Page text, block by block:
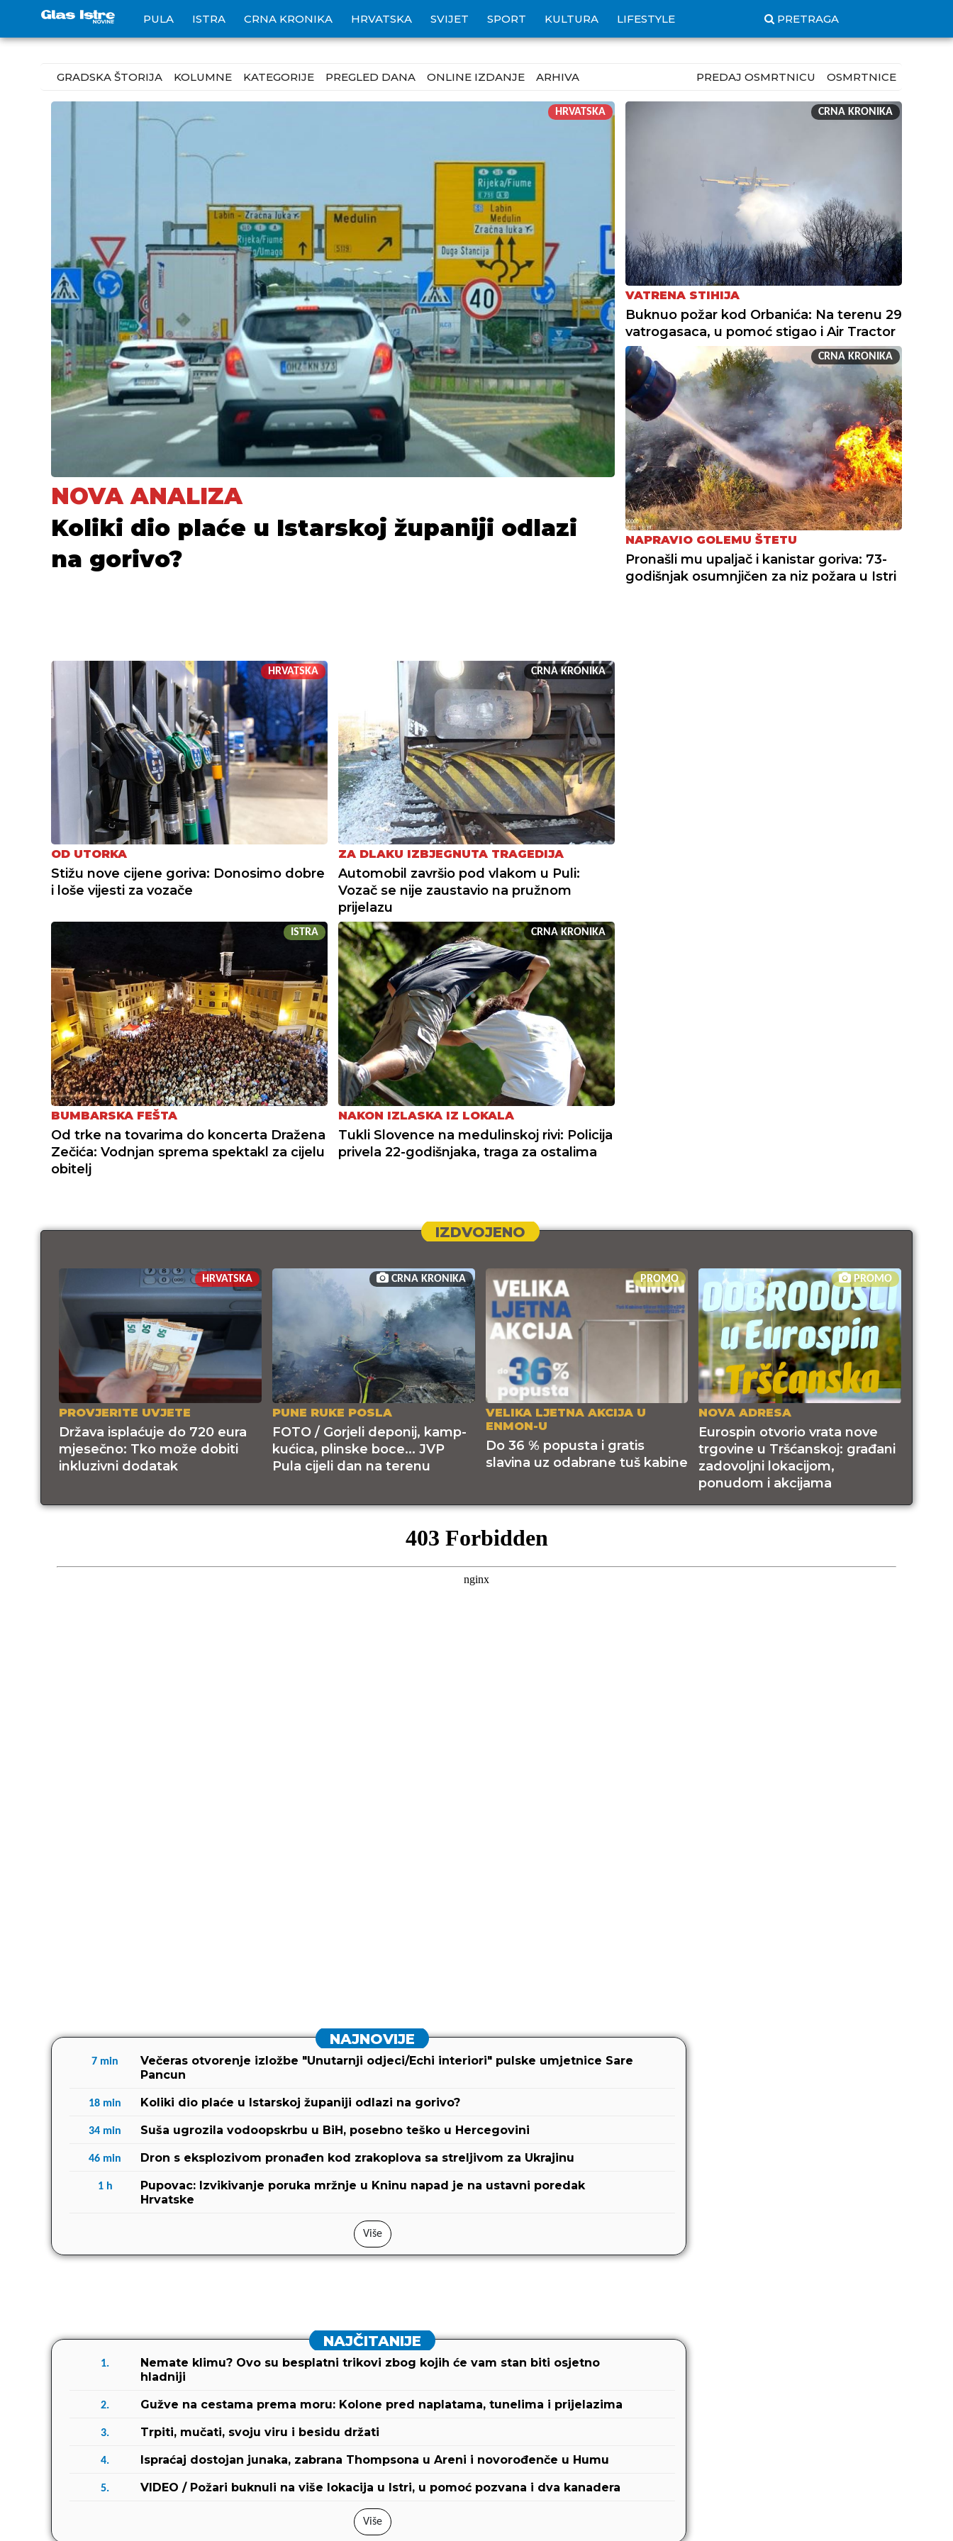
PULA ISTRA CRNA KRONIKA HRVATSKA SVIJET SPORT KULTURA LIFESTYLE PRETRAGA
GRADSKA ŠTORIJA KOLUMNE KATEGORIJE PREGLED DANA ONLINE IZDANJE ARHIVA PREDAJ OSMRTNICU OSMRTNICE
HRVATSKA
NOVA ANALIZA
Koliki dio plaće u Istarskoj županiji odlazi
na gorivo?
CRNA KRONIKA
VATRENA STIHIJA
Buknuo požar kod Orbanića: Na terenu 29
vatrogasaca, u pomoć stigao i Air Tractor
CRNA KRONIKA
NAPRAVIO GOLEMU ŠTETU
Pronašli mu upaljač i kanistar goriva: 73-
godišnjak osumnjičen za niz požara u Istri
HRVATSKA
OD UTORKA
Stižu nove cijene goriva: Donosimo dobre
i loše vijesti za vozače
CRNA KRONIKA
ZA DLAKU IZBJEGNUTA TRAGEDIJA
Automobil završio pod vlakom u Puli:
Vozač se nije zaustavio na pružnom
prijelazu
ISTRA
BUMBARSKA FEŠTA
Od trke na tovarima do koncerta Dražena
Zečića: Vodnjan sprema spektakl za cijelu
obitelj
CRNA KRONIKA
NAKON IZLASKA IZ LOKALA
Tukli Slovence na medulinskoj rivi: Policija
privela 22-godišnjaka, traga za ostalima
IZDVOJENO
HRVATSKA
PROVJERITE UVJETE
Država isplaćuje do 720 eura
mjesečno: Tko može dobiti
inkluzivni dodatak
CRNA KRONIKA
PUNE RUKE POSLA
FOTO / Gorjeli deponij, kamp-
kućica, plinske boce... JVP
Pula cijeli dan na terenu
PROMO
VELIKA LJETNA AKCIJA U
ENMON-U
Do 36 % popusta i gratis
slavina uz odabrane tuš kabine
PROMO
NOVA ADRESA
Eurospin otvorio vrata nove
trgovine u Tršćanskoj: građani
zadovoljni lokacijom,
ponudom i akcijama
NAJNOVIJE
7 min
Večeras otvorenje izložbe "Unutarnji odjeci/Echi interiori" pulske umjetnice Sare
Pancun
18 min Koliki dio plaće u Istarskoj županiji odlazi na gorivo?
34 min Suša ugrozila vodoopskrbu u BiH, posebno teško u Hercegovini
46 min Dron s eksplozivom pronađen kod zrakoplova sa streljivom za Ukrajinu
1 h
Pupovac: Izvikivanje poruka mržnje u Kninu napad je na ustavni poredak
Hrvatske
Više
NAJČITANIJE
1.
Nemate klimu? Ovo su besplatni trikovi zbog kojih će vam stan biti osjetno
hladniji
2. Gužve na cestama prema moru: Kolone pred naplatama, tunelima i prijelazima
3. Trpiti, mučati, svoju viru i besidu držati
4. Ispraćaj dostojan junaka, zabrana Thompsona u Areni i novorođenče u Humu
5. VIDEO / Požari buknuli na više lokacija u Istri, u pomoć pozvana i dva kanadera
Više